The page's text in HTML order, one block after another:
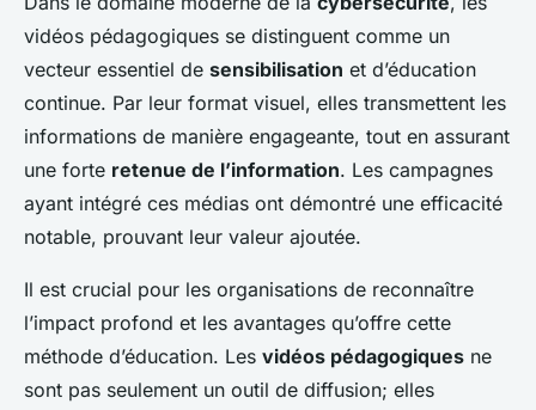
vidéos pédagogiques se distinguent comme un
vecteur essentiel de sensibilisation et d’éducation
continue. Par leur format visuel, elles transmettent les
informations de manière engageante, tout en assurant
une forte retenue de l’information. Les campagnes
ayant intégré ces médias ont démontré une efficacité
notable, prouvant leur valeur ajoutée.
Il est crucial pour les organisations de reconnaître
l’impact profond et les avantages qu’offre cette
méthode d’éducation. Les vidéos pédagogiques ne
sont pas seulement un outil de diffusion; elles